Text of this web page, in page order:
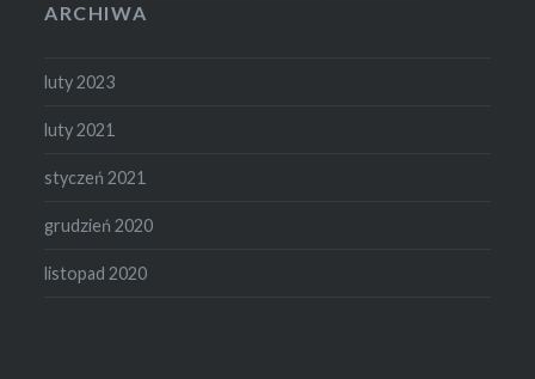
ARCHIWA
luty 2023
luty 2021
styczeń 2021
grudzień 2020
listopad 2020